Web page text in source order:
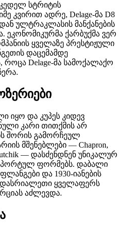
სტრიტის
კვირით ადრე, Delage-მა D8
ულტრაკლასის მანქანების
ეკონომიკურმა ქარბუქმა ვერ
ყველაზე პრესტიჟული
დაცემამდე
როცა Delage-მა სამოქალაქო
იყო და კუპეს კიდევ
კარი თითქმის არ
შორის გამორჩეულ
მშენებლები — Chapron,
— დასძენდნენ უნიკალურ
ფორმებს. დაბალი
და 1930-იანების
ყველაფერს
აძლევდა.